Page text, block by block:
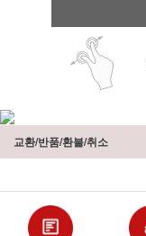
교환/반품/환불/취소